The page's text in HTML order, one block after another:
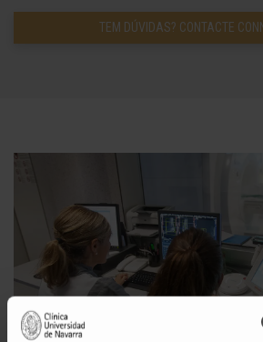
TEM DÚVIDAS? CONTACTE